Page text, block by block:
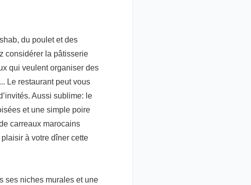
du poulet et des
considérer la pâtisserie
qui veulent organiser des
Le restaurant peut vous
Aussi sublime: le
et une simple poire
carreaux marocains
à votre dîner cette
ses niches murales et une